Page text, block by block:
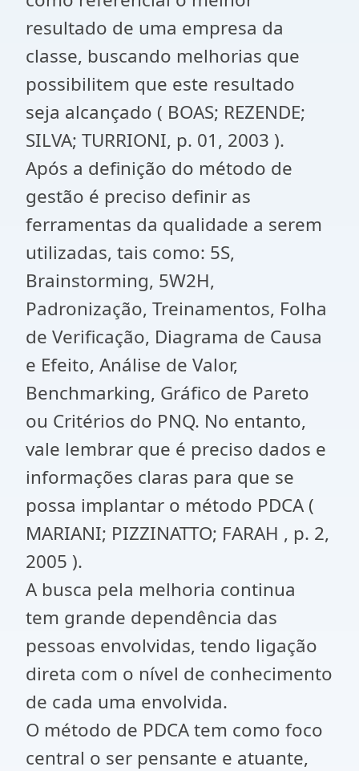
resultado de uma empresa da
classe, buscando melhorias que
possibilitem que este resultado
seja alcançado ( BOAS; REZENDE;
SILVA; TURRIONI, p. 01, 2003 ).
Após a definição do método de
gestão é preciso definir as
ferramentas da qualidade a serem
utilizadas, tais como: 5S,
Brainstorming, 5W2H,
Padronização, Treinamentos, Folha
de Verificação, Diagrama de Causa
e Efeito, Análise de Valor,
Benchmarking, Gráfico de Pareto
ou Critérios do PNQ. No entanto,
vale lembrar que é preciso dados e
informações claras para que se
possa implantar o método PDCA (
MARIANI; PIZZINATTO; FARAH , p. 2,
2005 ).
A busca pela melhoria continua
tem grande dependência das
pessoas envolvidas, tendo ligação
direta com o nível de conhecimento
de cada uma envolvida.
O método de PDCA tem como foco
central o ser pensante e atuante,